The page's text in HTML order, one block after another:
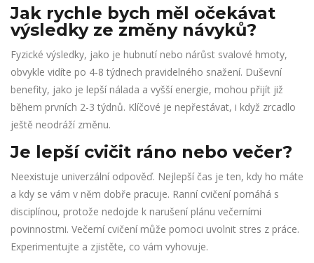
Jak rychle bych měl očekávat
výsledky ze změny návyků?
Fyzické výsledky, jako je hubnutí nebo nárůst svalové hmoty,
obvykle vidíte po 4-8 týdnech pravidelného snažení. Duševní
benefity, jako je lepší nálada a vyšší energie, mohou přijít již
během prvních 2-3 týdnů. Klíčové je nepřestávat, i když zrcadlo
ještě neodráží změnu.
Je lepší cvičit ráno nebo večer?
Neexistuje univerzální odpověď. Nejlepší čas je ten, kdy ho máte
a kdy se vám v něm dobře pracuje. Ranní cvičení pomáhá s
disciplínou, protože nedojde k narušení plánu večerními
povinnostmi. Večerní cvičení může pomoci uvolnit stres z práce.
Experimentujte a zjistěte, co vám vyhovuje.